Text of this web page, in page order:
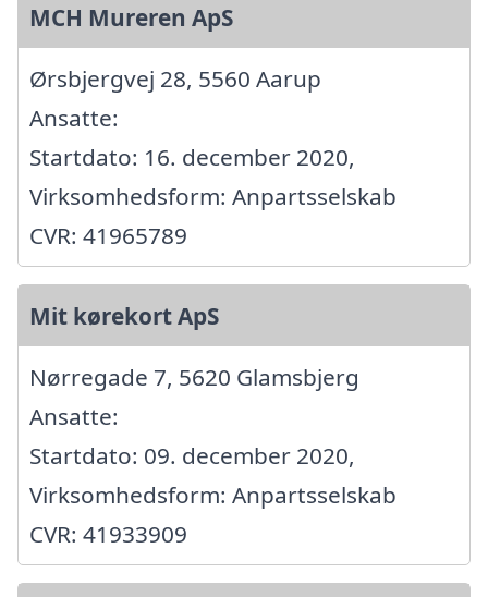
MCH Mureren ApS
Ørsbjergvej 28, 5560 Aarup
Ansatte:
Startdato: 16. december 2020,
Virksomhedsform: Anpartsselskab
CVR: 41965789
Mit kørekort ApS
Nørregade 7, 5620 Glamsbjerg
Ansatte:
Startdato: 09. december 2020,
Virksomhedsform: Anpartsselskab
CVR: 41933909